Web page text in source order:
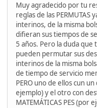
Muy agradecido por tu
reglas de las PERMUTAS
interinos, de la misma
difieran sus tiempos de
5 años. Pero la duda que
pueden permutar sus
interinos de la misma
de tiempo de servicio
PERO uno de ellos cun
ejemplo) y el otro con
MATEMÁTICAS PES (por